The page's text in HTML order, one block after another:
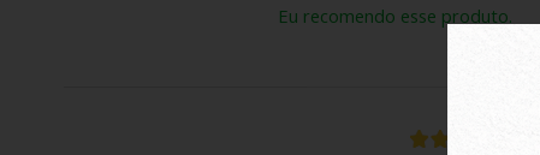
Eu recomendo esse produto.